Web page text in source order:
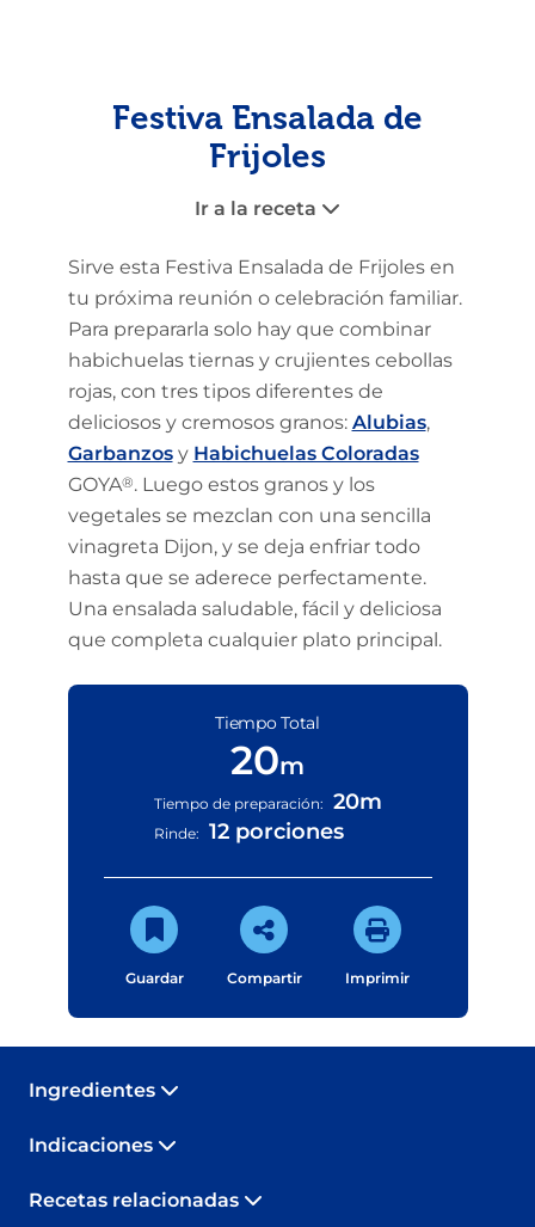
Festiva Ensalada de
Frijoles
Ir a la receta
Sirve esta Festiva Ensalada de Frijoles en
tu próxima reunión o celebración familiar.
Para prepararla solo hay que combinar
habichuelas tiernas y crujientes cebollas
rojas, con tres tipos diferentes de
deliciosos y cremosos granos: Alubias,
Garbanzosy Habichuelas Coloradas
GOYA®. Luego estos granos y los
vegetales se mezclan con una sencilla
vinagreta Dijon, y se deja enfriar todo
hasta que se aderece perfectamente.
Una ensalada saludable, fácil y deliciosa
que completa cualquier plato principal.
Tiempo Total
20m
Tiempo de preparación: 20m
Rinde: 12 porciones
Guardar Compartir Imprimir
Ingredientes
Indicaciones
Recetas relacionadas